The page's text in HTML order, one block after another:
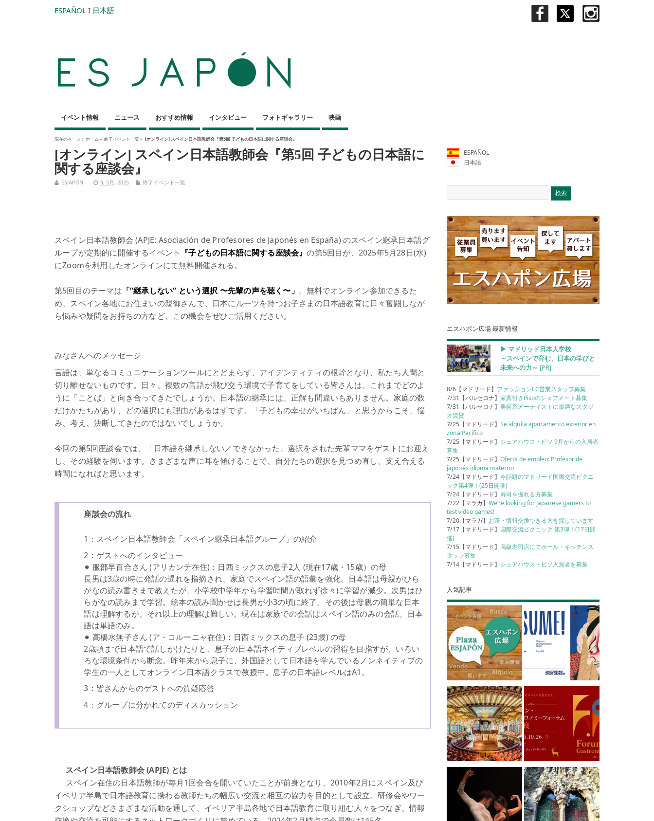
ESPAÑOL I 日本語
イベント情報 ニュース おすすめ情報 インタビュー フォトギャラリー 映画
現在のページ : ホーム » 終了イベント一覧» [オンライン] スペイン日本語教師会『第5回 子どもの日本語に関する座談会』
[オンライン] スペイン日本語教師会『第5回 子どもの日本語に
関する座談会』
ESJAPON 9, 5月, 2025 終了イベント一覧
スペイン日本語教師会 (APJE: Asociación de Profesores de Japonés en España) のスペイン継承日本語グ
ループが定期的に開催するイベント 『子どもの日本語に関する座談会』の第5回目が、2025年5月28日(水)
にZoomを利用したオンラインにて無料開催される。
第5回目のテーマは 「”継承しない” という選択 〜先輩の声を聴く〜」 。無料でオンライン参加できるた
め、スペイン各地にお住まいの親御さんで、日本にルーツを持つお子さまの日本語教育に日々奮闘しなが
ら悩みや疑問をお持ちの方など、この機会をぜひご活用ください。
みなさんへのメッセージ
言語は、単なるコミュニケーションツールにとどまらず、アイデンティティの根幹となり、私たち人間と
切り離せないものです。日々、複数の言語が飛び交う環境で子育てをしている皆さんは、これまでどのよ
うに「ことば」と向き合ってきたでしょうか。日本語の継承には、正解も間違いもありません。家庭の数
だけかたちがあり、どの選択にも理由があるはずです。「子どもの幸せがいちばん」と思うからこそ、悩
み、考え、決断してきたのではないでしょうか。
今回の第5回座談会では、「日本語を継承しない／できなかった」選択をされた先輩ママをゲストにお迎え
し、その経験を伺います。さまざまな声に耳を傾けることで、自分たちの選択を見つめ直し、支え合える
時間になればと思います。
座談会の流れ
1：スペイン日本語教師会「スペイン継承日本語グループ」の紹介
2：ゲストへのインタビュー
⚫︎ 服部早百合さん (アリカンテ在住)：日西ミックスの息子2人 (現在17歳・15歳）の母
長男は3歳の時に発話の遅れを指摘され、家庭でスペイン語の語彙を強化。日本語は母親がひら
がなの読み書きまで教えたが、小学校中学年から学習時間が取れず徐々に学習が減少。次男はひ
らがなの読みまで学習。絵本の読み聞かせは長男が小3の頃に終了。その後は母親の簡単な日本
語は理解するが、それ以上の理解は難しい。現在は家族での会話はスペイン語のみの会話。日本
語は単語のみ。
⚫︎ 高橋水無子さん (ア・コルーニャ在住)：日西ミックスの息子 (23歳) の母
2歳頃まで日本語で話しかけたりと、息子の日本語ネイティブレベルの習得を目指すが、いろい
ろな環境条件から断念。昨年末から息子に、外国語として日本語を学んでいるノンネイティブの
学生の一人としてオンライン日本語クラスで教授中。息子の日本語レベルはA1。
3：皆さんからのゲストへの質疑応答
4：グループに分かれてのディスカッション
スペイン日本語教師会 (APJE) とは
スペイン在住の日本語教師が毎月1回会合を開いていたことが前身となり、2010年2月にスペイン及び
イベリア半島で日本語教育に携わる教師たちの幅広い交流と相互の協力を目的として設立。研修会やワー
クショップなどさまざまな活動を通して、イベリア半島各地で日本語教育に取り組む人々をつなぎ、情報
ESPAÑOL
日本語
エスハポン広場 最新情報
▶︎ マドリッド日本人学校
～スペインで育む、日本の学びと
未来への力～ [PR]
8/6【マドリード】 ファッションEC営業スタッフ募集
7/31【バルセロナ】家具付きPisoのシェアメート募集
7/31【バルセロナ】美術系アーティストに最適なスタジ
オ賃貸
7/25【マドリード】Se alquila apartamento exterior en
zona Pacifico
7/25【マドリード】 シェアハウス・ピソ 9月からの入居者
募集
7/25【マドリード】Oferta de empleo: Profesor de
japonés idioma materno
7/24【マドリード】今話題のマドリード国際交流ピクニ
ック第4弾！(25日開催)
7/24【マドリード】寿司を握れる方募集
7/22【マラガ】We’re looking for Japanese gamers to
test video games!
7/20【マラガ】 お茶・情報交換できる方を探しています
7/17【マドリード】 国際交流ピクニック 第3弾！(17日開
催)
7/15【マドリード】高級寿司店にてホール・キッチンス
タッフ募集
7/14【マドリード】 シェアハウス・ピソ入居者を募集
人気記事